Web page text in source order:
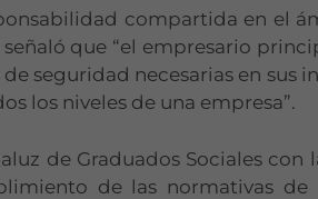
compartida en el
que “el empresario
seguridad necesarias en sus
los niveles de una empresa”.
de Graduados Sociales con
de las normativas de
son
Son
web.